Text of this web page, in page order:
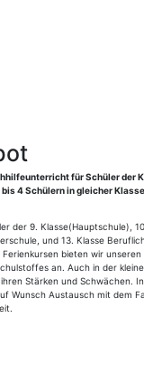
für Schüler der
4 Schülern in gleicher
der 9. Klasse(Hauptschule),
und 13. Klasse
bieten wir unseren
an. Auch in der
Stärken und Schwächen.
Wunsch Austausch mit dem